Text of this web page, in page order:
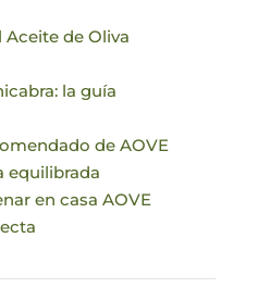
Aceite de Oliva
la guía
de AOVE
equilibrada
en casa AOVE